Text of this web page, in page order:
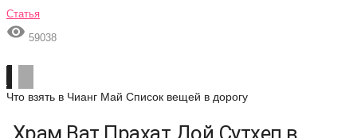
Статья
 59038
Что взять в Чианг Май Список вещей в дорогу
Храм Ват Прахат Дой Cутхеп в